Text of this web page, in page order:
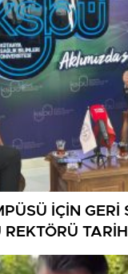
İÇİN GERİ